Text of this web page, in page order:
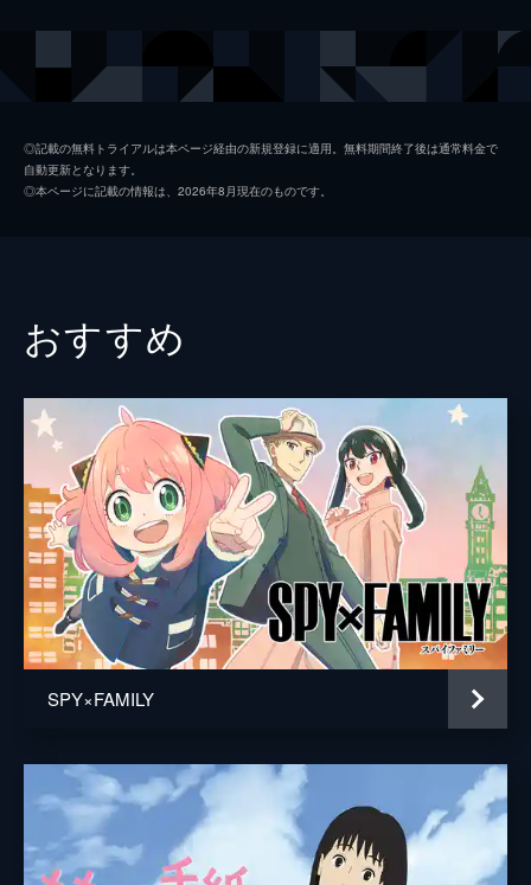
天野陽菜 森七菜
監督 新海誠
脚本 新海誠
原作 新海誠
音楽 RADWIMPS
演出 徳野悠我
居村健治
アニメーション制作 コミックス・ウェーブ・フィルム
川口典孝
◎記載の無料トライアルは本ページ経由の新規登録に適用。無料期間終了後は通常料金で
自動更新となります。
◎本ページに記載の情報は、2026年8月現在のものです。
おすすめ
SPY×FAMILY